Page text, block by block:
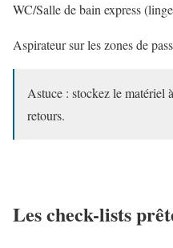
WC/Salle de bain express
Aspirateur sur les zones de
Astuce : stockez le matériel
retours.
Les check-lists